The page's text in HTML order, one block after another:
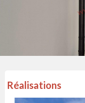
Réalisations